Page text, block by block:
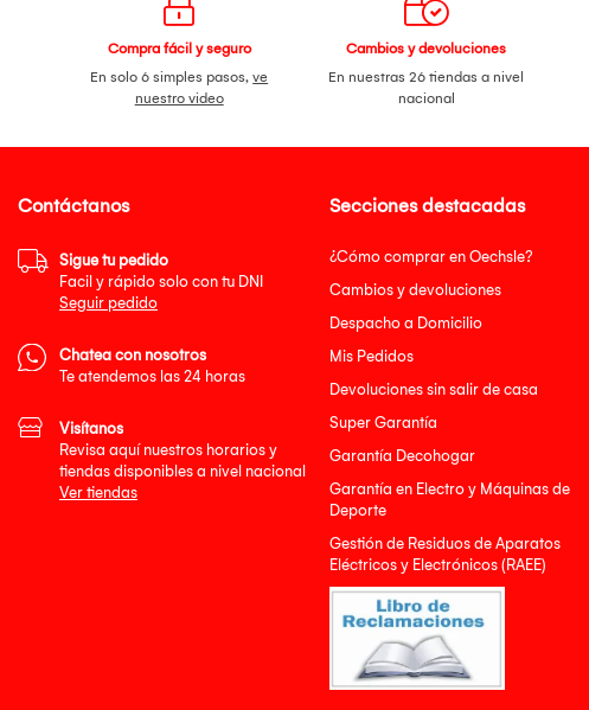
Compra fácil y seguro
En solo 6 simples pasos,ve
nuestro video
Cambios y devoluciones
En nuestras 26 tiendas a nivel
nacional
Secciones destacadas
¿Cómo comprar en Oechsle?
Cambios y devoluciones
Despacho a Domicilio
Mis Pedidos
Devoluciones sin salir de casa
Super Garantía
Garantía Decohogar
Garantía en Electro y Máquinas de
Deporte
Gestión de Residuos de Aparatos
Eléctricos y Electrónicos (RAEE)
Contáctanos
Sigue tu pedido
Facil y rápido solo con tu DNI
Seguir pedido
Chatea con nosotros
Te atendemos las 24 horas
Visítanos
Revisa aquí nuestros horarios y
tiendas disponibles a nivel nacional
Ver tiendas